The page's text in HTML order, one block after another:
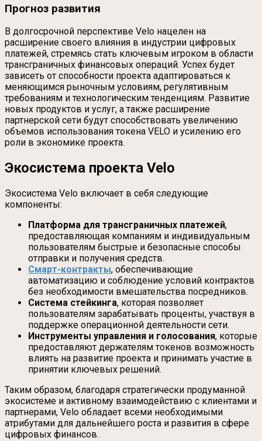
Прогноз развития
В долгосрочной перспективе Velo нацелен на
расширение своего влияния в индустрии цифровых
платежей, стремясь стать ключевым игроком в области
трансграничных финансовых операций. Успех будет
зависеть от способности проекта адаптироваться к
меняющимся рыночным условиям, регулятивным
требованиям и технологическим тенденциям. Развитие
новых продуктов и услуг, а также расширение
партнерской сети будут способствовать увеличению
объемов использования токена VELO и усилению его
роли в экономике проекта.
Экосистема проекта Velo
Экосистема Velo включает в себя следующие
компоненты:
Платформа для трансграничных платежей,
предоставляющая компаниям и индивидуальным
пользователям быстрые и безопасные способы
отправки и получения средств.
Смарт-контракты, обеспечивающие
автоматизацию и соблюдение условий контрактов
без необходимости вмешательства посредников.
Система стейкинга, которая позволяет
пользователям зарабатывать проценты, участвуя в
поддержке операционной деятельности сети.
Инструменты управления и голосования, которые
предоставляют держателям токенов возможность
влиять на развитие проекта и принимать участие в
принятии ключевых решений.
Таким образом, благодаря стратегически продуманной
экосистеме и активному взаимодействию с клиентами и
партнерами, Velo обладает всеми необходимыми
атрибутами для дальнейшего роста и развития в сфере
цифровых финансов.